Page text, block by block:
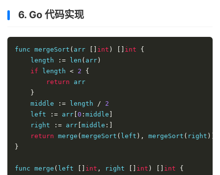
6. Go 代码实现
func mergeSort ( arr int ) int
{
    length
:= len ( arr )
if length < 2
{
return arr
}
    middle
:= length /
2
    left
:= arr 0 : middle
    right
:= arr middle :]
return merge ( mergeSort ( left ), mergeSort ( right ))
}
func merge ( left int , right int ) int
{